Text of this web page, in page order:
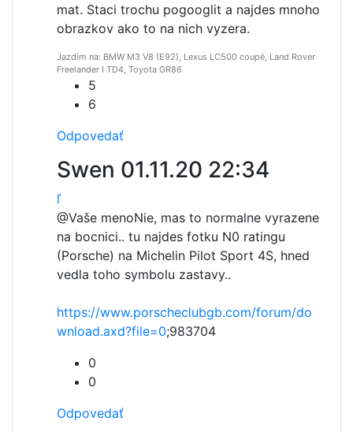
mat. Staci trochu pogooglit a najdes mnoho
obrazkov ako to na nich vyzera.
Jazdím na: BMW M3 V8 (E92), Lexus LC500 coupé, Land Rover
Freelander I TD4, Toyota GR86
5
6
Odpovedať
Swen 01.11.20 22:34
ľ
@Vaše menoNie, mas to normalne vyrazene
na bocnici.. tu najdes fotku N0 ratingu
(Porsche) na Michelin Pilot Sport 4S, hned
vedla toho symbolu zastavy..
https://www.porscheclubgb.com/forum/do
wnload.axd?file=0;983704
0
0
Odpovedať